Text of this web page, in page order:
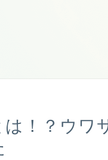
！？ウワ